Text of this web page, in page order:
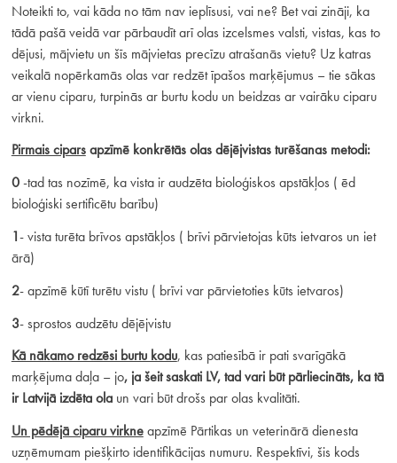
Noteikti to, vai kāda no tām nav ieplīsusi, vai ne? Bet vai zināji, ka
tādā pašā veidā var pārbaudīt arī olas izcelsmes valsti, vistas, kas to
dējusi, mājvietu un šīs mājvietas precīzu atrašanās vietu? Uz katras
veikalā nopērkamās olas var redzēt īpašos marķējumus – tie sākas
ar vienu ciparu, turpinās ar burtu kodu un beidzas ar vairāku ciparu
virkni.
Pirmais ciparsapzīmē konkrētās olas dējējvistas turēšanas metodi:
0-tad tas nozīmē, ka vista ir audzēta bioloģiskos apstākļos ( ēd
bioloģiski sertificētu barību)
1- vista turēta brīvos apstākļos ( brīvi pārvietojas kūts ietvaros un iet
ārā)
2- apzīmē kūtī turētu vistu ( brīvi var pārvietoties kūts ietvaros)
3- sprostos audzētu dējējvistu
Kā nākamo redzēsi burtu kodu, kas patiesībā ir pati svarīgākā
marķējuma daļa – jo,ja šeit saskati LV, tad vari būt pārliecināts, ka tā
ir Latvijā izdēta ola un vari būt drošs par olas kvalitāti.
Un pēdējā ciparu virkneapzīmē Pārtikas un veterinārā dienesta
uzņēmumam piešķirto identifikācijas numuru. Respektīvi, šis kods